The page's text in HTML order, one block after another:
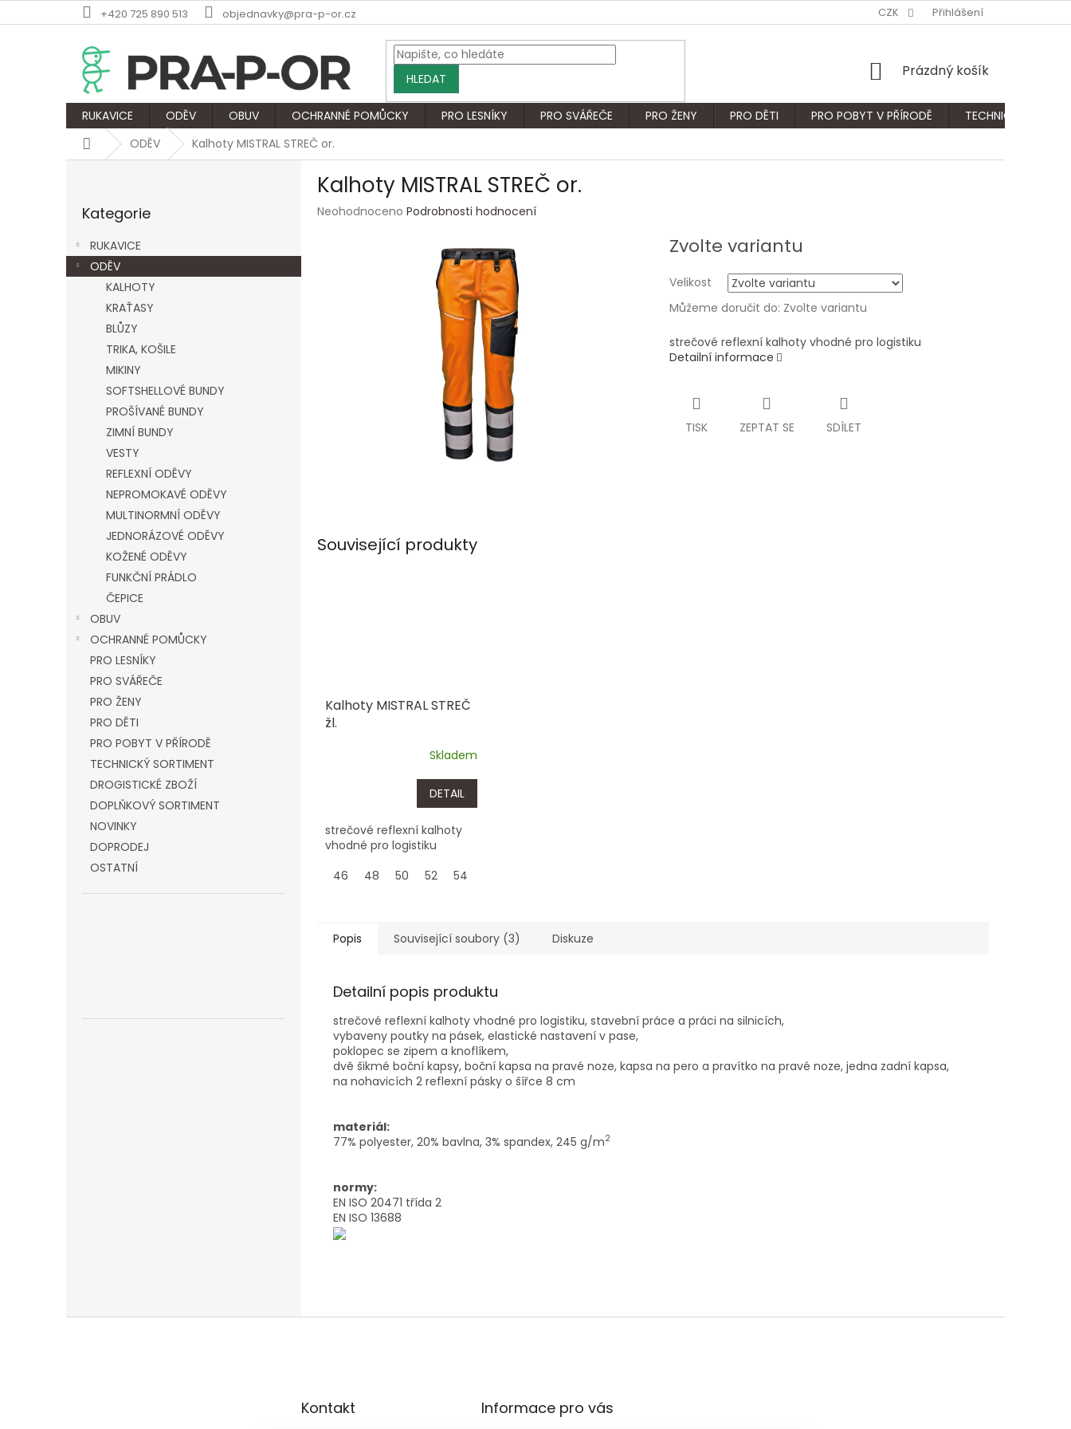
na
+420 725 890 513 objednavky@pra-p-or.cz CZK Přihlášení
HLEDAT
NÁKUPNÍ
Prázdný košík
RUKAVICE ODĚV OBUV OCHRANNÉ POMŮCKY PRO LESNÍKY PRO SVÁŘEČE PRO ŽENY PRO DĚTI PRO POBYT V PŘÍRODĚ
TECHNICKÝ
DomůODĚV Kalhoty MISTRAL STREČ or.
a
n
kategorie
Kategorie
RUKAVICE
ODĚV
KALHOTY
KRAŤASY
BLŮZY
TRIKA, KOŠILE
MIKINY
SOFTSHELLOVÉ BUNDY
PROŠÍVANÉ BUNDY
ZIMNÍ BUNDY
VESTY
REFLEXNÍ ODĚVY
NEPROMOKAVÉ ODĚVY
MULTINORMNÍ ODĚVY
JEDNORÁZOVÉ ODĚVY
KOŽENÉ ODĚVY
FUNKČNÍ PRÁDLO
ČEPICE
OBUV
OCHRANNÉ POMŮCKY
PRO LESNÍKY
PRO SVÁŘEČE
PRO ŽENY
PRO DĚTI
PRO POBYT V PŘÍRODĚ
TECHNICKÝ SORTIMENT
DROGISTICKÉ ZBOŽÍ
DOPLŇKOVÝ SORTIMENT
NOVINKY
DOPRODEJ
OSTATNÍ
Kalhoty MISTRAL STREČ or.
Průměrné
Neohodnoceno Podrobnosti hodnocení
Zvolte variantu
Velikost
Můžeme doručit do: Zvolte variantu
strečové reflexní kalhoty vhodné pro logistiku
Detailní informace
TISK ZEPTAT SE SDÍLET
Související produkty
Kalhoty MISTRAL STREČ
žl.
Skladem
DETAIL
strečové reflexní kalhoty
vhodné pro logistiku
46
48 50 52 54
Popis Související soubory (3) Diskuze
Detailní popis produktu
strečové reflexní kalhoty vhodné pro logistiku, stavební práce a práci na silnicích,
vybaveny poutky na pásek, elastické nastavení v pase,
poklopec se zipem a knoflíkem,
dvě šikmé boční kapsy, boční kapsa na pravé noze, kapsa na pero a pravítko na pravé noze, jedna zadní kapsa,
na nohavicích 2 reflexní pásky o šířce 8 cm
materiál:
77% polyester, 20% bavlna, 3% spandex, 245 g/m2
normy:
EN ISO 20471 třída 2
EN ISO 13688
Kontakt Informace pro vás